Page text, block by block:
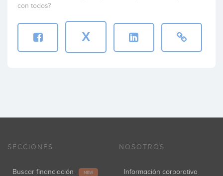
con todos?
X
SECCIONES
Buscar financiación NEW
NOSOTROS
Información corporativa